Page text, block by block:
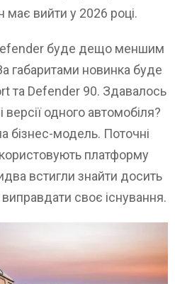
має вийти у 2026 році.
буде дещо меншим
габаритами новинка буде
та Defender 90. Здавалось
одного автомобіля?
бізнес-модель. Поточні
платформу
встигли знайти досить
своє існування.